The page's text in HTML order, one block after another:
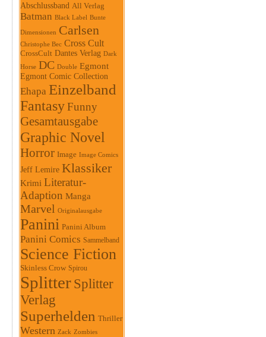
Abschlussband All Verlag
Batman Black Label Bunte
Dimensionen Carlsen
Christophe Bec Cross Cult
CrossCult Dantes Verlag Dark
Horse DC Double Egmont
Egmont Comic Collection
Ehapa Einzelband
FantasyFunny
Gesamtausgabe
Graphic Novel
Horror Image Image Comics
Jeff Lemire Klassiker
Krimi Literatur-
Adaption Manga
Marvel Originalausgabe
Panini Panini Album
Panini Comics Sammelband
Science Fiction
Skinless Crow Spirou
Splitter Splitter
Verlag
Superhelden Thriller
Western Zack Zombies